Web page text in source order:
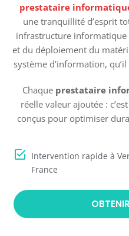
prestataire
une tranquillité d’esprit
infrastructure informatique
et du déploiement du
système d’information,
Chaque prestataire
réelle valeur ajoutée :
conçus pour optimiser
Intervention rapide à
France